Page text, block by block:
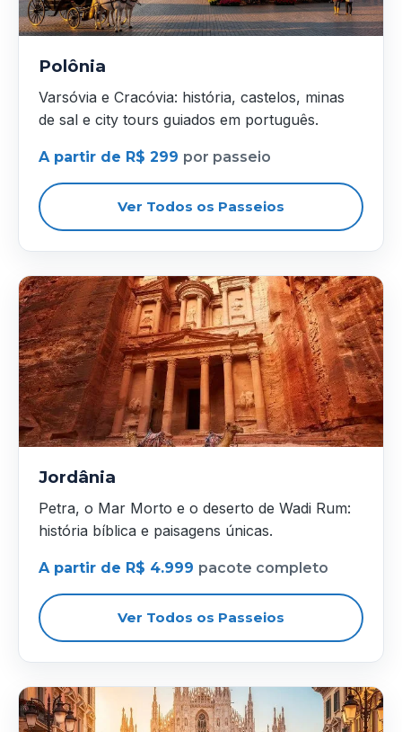
Polônia
Varsóvia e Cracóvia: história, castelos, minas
de sal e city tours guiados em português.
A partir de R$ 299 por passeio
Ver Todos os Passeios
Jordânia
Petra, o Mar Morto e o deserto de Wadi Rum:
história bíblica e paisagens únicas.
A partir de R$ 4.999 pacote completo
Ver Todos os Passeios